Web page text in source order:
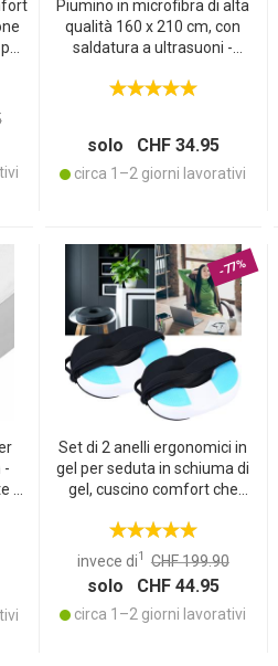
Piumino in microfibra di alta
qualità 160 x 210 cm, con
saldatura a ultrasuoni -
cuciture di lunga durata
solo CHF 34.95
circa 1–2 giorni lavorativi
-
e
-77%
Set di 2 anelli ergonomici in
gel per seduta in schiuma di
gel, cuscino comfort che
e coccige, per sedia da ufficio
o per l’auto
invece di1 CHF 199.90
solo CHF 44.95
circa 1–2 giorni lavorativi
NOSTRO CATALOGO.